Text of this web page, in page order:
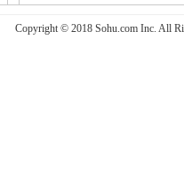
Copyright © 2018 Sohu.com Inc. All